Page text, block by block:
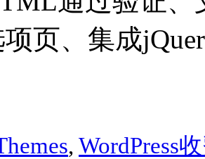
页、集成
, WordPress